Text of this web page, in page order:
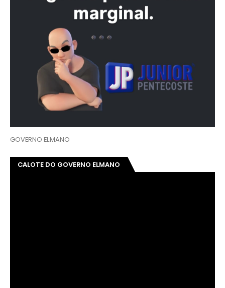
GOVERNO ELMANO
CALOTE DO GOVERNO ELMANO